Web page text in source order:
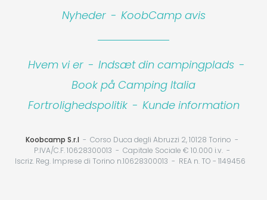
Nyheder - KoobCamp avis
Hvem vi er - Indsæt din campingplads -
Book på Camping Italia
Fortrolighedspolitik - Kunde information
Koobcamp S.r.l
Corso Duca degli Abruzzi 2, 10128 Torino
P.IVA/C.F. 10628300013
Capitale Sociale € 10.000 i.v.
Iscriz. Reg. Imprese di Torino n.10628300013
REA n. TO - 1149456